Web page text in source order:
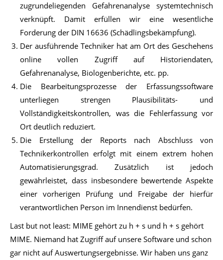
zugrundeliegenden Gefahrenanalyse systemtechnisch
verknüpft. Damit erfüllen wir eine wesentliche
Forderung der DIN 16636 (Schädlingsbekämpfung).
Der ausführende Techniker hat am Ort des Geschehens
online vollen Zugriff auf Historiendaten,
Gefahrenanalyse, Biologenberichte, etc. pp.
Die Bearbeitungsprozesse der Erfassungssoftware
unterliegen strengen Plausibilitäts- und
Vollständigkeitskontrollen, was die Fehlerfassung vor
Ort deutlich reduziert.
Die Erstellung der Reports nach Abschluss von
Technikerkontrollen erfolgt mit einem extrem hohen
Automatisierungsgrad. Zusätzlich ist jedoch
gewährleistet, dass insbesondere bewertende Aspekte
einer vorherigen Prüfung und Freigabe der hierfür
verantwortlichen Person im Innendienst bedürfen.
Last but not least: MIME ge­hört zu h + s und h + s ge­hört
MIME. Nie­mand hat Zu­griff auf un­se­re Soft­ware und schon
gar nicht auf Aus­wer­tungs­er­geb­nis­se. Wir ha­ben uns ganz